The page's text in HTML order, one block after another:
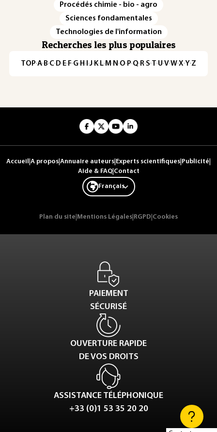
Procédés chimie - bio - agro
Sciences fondamentales
Technologies de l'information
Recherches les plus populaires
TOP·A·B·C· D· E· F·G· H · ·J· K· L· M · N ·O· P·Q· R·S·T·U·V·W·X·Y·Z
Accueil A propos Annuaire auteurs Experts scientifiques Publicité
Aide & FAQ| Contact
Français
Plan du site Mentions Légales RGPD Cookies
PAIEMENT
SÉCURISÉ
OUVERTURE RAPIDE
DE VOS DROITS
ASSISTANCE TÉLÉPHONIQUE
+33 (0)1 53 35 20 20